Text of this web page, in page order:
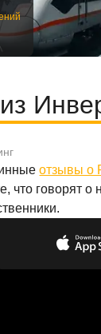
отзывы о
что говорят о